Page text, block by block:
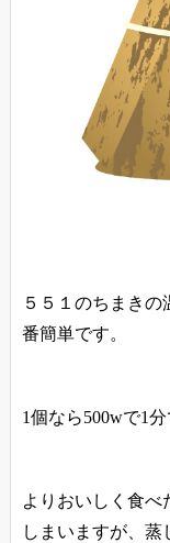
５５１のちまき
番簡単です。
1個なら500wで1
よりおいしく食べ
しまいますが、蒸